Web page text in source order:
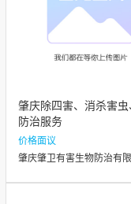
肇庆除四害、消杀害虫
防治服务
价格面议
肇庆肇卫有害生物防治有